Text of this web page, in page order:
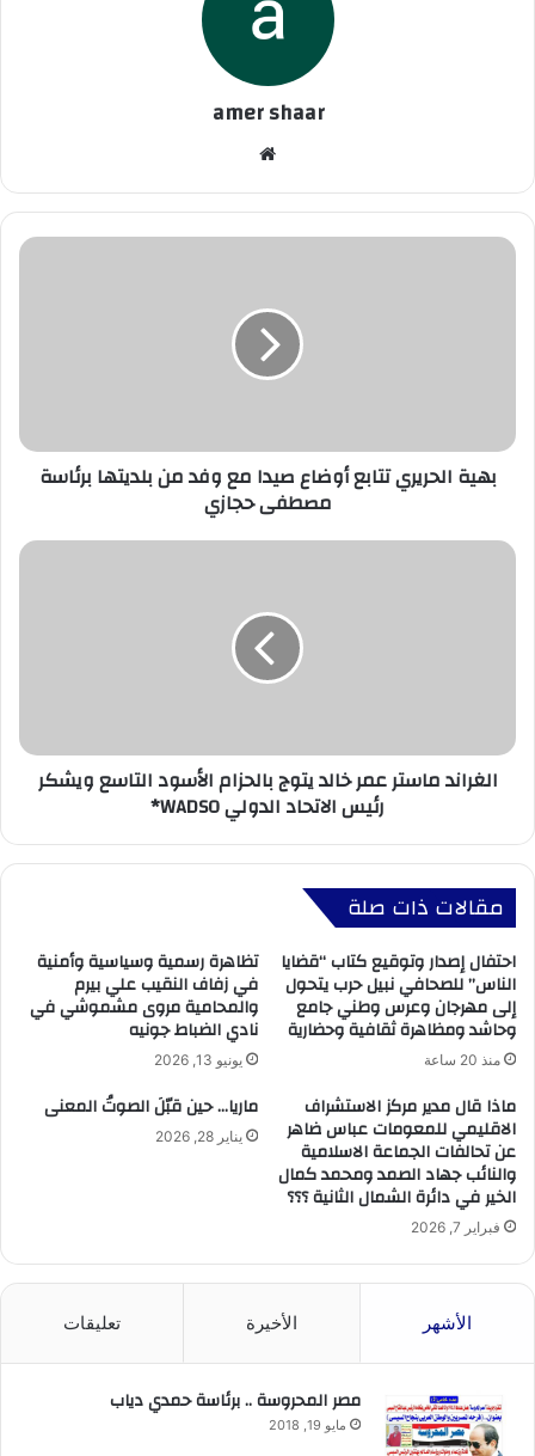
amer shaar
بهية الحريري تتابع أوضاع صيدا مع وفد من بلديتها برئاسة
مصطفى حجازي
الغراند ماستر عمر خالد يتوج بالحزام الأسود التاسع ويشكر
رئيس الاتحاد الدولي WADSO*
مقالات ذات صلة
احتفال إصدار وتوقيع كتاب “قضايا
الناس” للصحافي نبيل حرب يتحول
إلى مهرجان وعرس وطني جامع
وحاشد ومظاهرة ثقافية وحضارية
منذ 20 ساعة
تظاهرة رسمية وسياسية وأمنية
في زفاف النقيب علي بيرم
والمحامية مروى مشموشي في
نادي الضباط جونيه
يونيو 13, 2026
ماذا قال مدير مركز الاستشراف
الاقليمي للمعومات عباس ضاهر
عن تحالفات الجماعة الاسلامية
والنائب جهاد الصمد ومحمد كمال
الخير في دائرة الشمال الثانية ؟؟؟
فبراير 7, 2026
ماريا… حين قبّلَ الصوتُ المعنى
يناير 28, 2026
الأشهر الأخيرة تعليقات
مصر المحروسة .. برئاسة حمدي دياب
مايو 19, 2018